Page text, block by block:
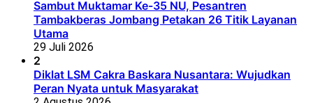
Sambut Muktamar Ke-35 NU, Pesantren
Tambakberas Jombang Petakan 26 Titik Layanan
Utama
29 Juli 2026
2
Diklat LSM Cakra Baskara Nusantara: Wujudkan
Peran Nyata untuk Masyarakat